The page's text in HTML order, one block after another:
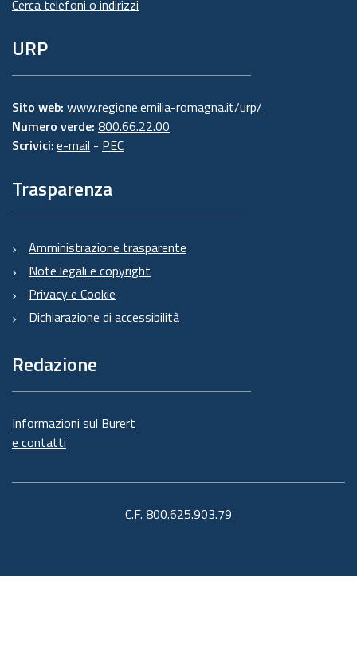
Cerca telefoni o indirizzi
URP
Sito web: www.regione.emilia-romagna.it/urp/
Numero verde: 800.66.22.00
Scrivici: e-mail - PEC
Trasparenza
Amministrazione trasparente
Note legali e copyright
Privacy e Cookie
Dichiarazione di accessibilità
Redazione
Informazioni sul Burert
e contatti
C.F. 800.625.903.79